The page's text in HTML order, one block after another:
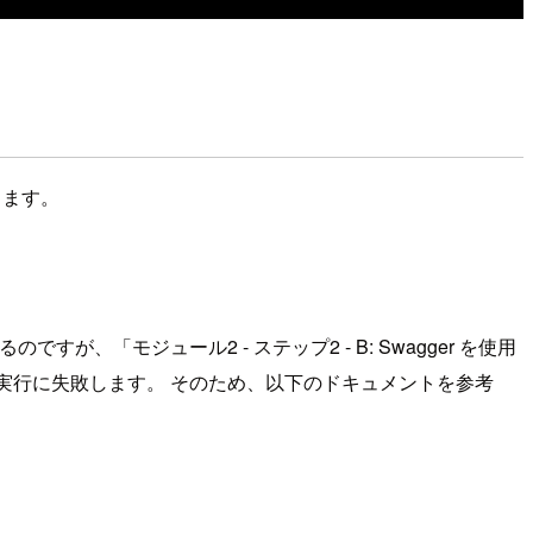
す。
ですが、「モジュール2 - ステップ2 - B: Swagger を使用
行に失敗します。 そのため、以下のドキュメントを参考